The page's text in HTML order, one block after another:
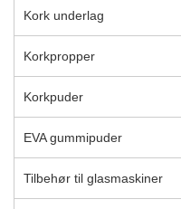
Kork underlag
Korkpropper
Korkpuder
EVA gummipuder
Tilbehør til glasmaskiner